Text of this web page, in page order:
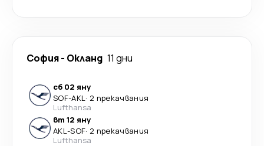
София- Окланд 11 дни
сб 02 яну
SOF-AKL· 2 прекачвания
Lufthansa
вт 12 яну
AKL-SOF· 2 прекачвания
Lufthansa